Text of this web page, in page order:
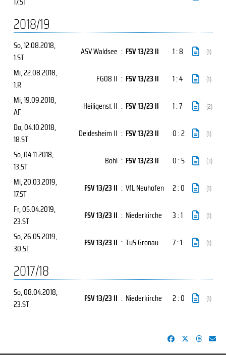
2018/19
So, 12.08.2018,
1.ST
ASV Waldsee : FSV 13/23 II 1 : 8 (1)
Mi, 22.08.2018,
1.R
FG08 II : FSV 13/23 II 1 : 4 (1)
Mi, 19.09.2018,
AF
Heiligenst. II : FSV 13/23 II 1 : 7 (2)
Do, 04.10.2018,
18.ST
Deidesheim II : FSV 13/23 II 0 : 2 (1)
So, 04.11.2018,
13.ST
Böhl : FSV 13/23 II 0 : 5 (3)
Mi, 20.03.2019,
17.ST
FSV 13/23 II : VfL Neuhofen 2 : 0 (1)
Fr, 05.04.2019,
23.ST
FSV 13/23 II : Niederkirche 3 : 1 (1)
So, 26.05.2019,
30.ST
FSV 13/23 II : TuS Gronau 7 : 1 (1)
2017/18
So, 08.04.2018,
23.ST
FSV 13/23 II : Niederkirche 2 : 0 (1)